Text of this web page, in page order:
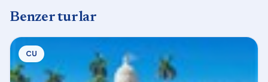
Benzer turlar
CU